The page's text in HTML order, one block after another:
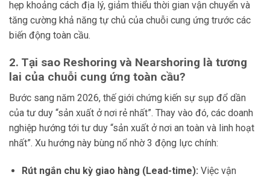
hẹp khoảng cách địa lý, giảm thiểu thời gian vận chuyển và
tăng cường khả năng tự chủ của chuỗi cung ứng trước các
biến động toàn cầu.
2. Tại sao Reshoring và Nearshoring là tương
lai của chuỗi cung ứng toàn cầu?
Bước sang năm 2026, thế giới chứng kiến sự sụp đổ dần
của tư duy “sản xuất ở nơi rẻ nhất”. Thay vào đó, các doanh
nghiệp hướng tới tư duy “sản xuất ở nơi an toàn và linh hoạt
nhất”. Xu hướng này bùng nổ nhờ 3 động lực chính:
Rút ngắn chu kỳ giao hàng (Lead-time): Việc vận